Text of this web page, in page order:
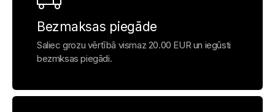
Bezmaksas piegāde
Saliec grozu vērtībā vismaz 20.00 EUR un iegūsti
bezmksas piegādi.